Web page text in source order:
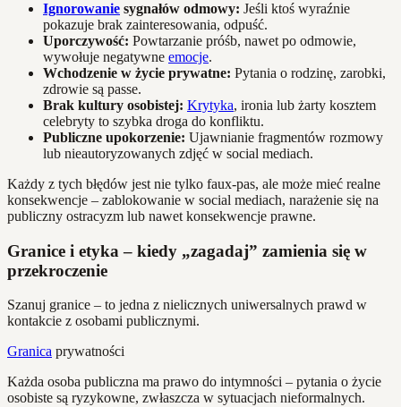
Ignorowanie sygnałów odmowy: Jeśli ktoś wyraźnie
pokazuje brak zainteresowania, odpuść.
Uporczywość: Powtarzanie próśb, nawet po odmowie,
wywołuje negatywne emocje.
Wchodzenie w życie prywatne: Pytania o rodzinę, zarobki,
zdrowie są passe.
Brak kultury osobistej: Krytyka, ironia lub żarty kosztem
celebryty to szybka droga do konfliktu.
Publiczne upokorzenie: Ujawnianie fragmentów rozmowy
lub nieautoryzowanych zdjęć w social mediach.
Każdy z tych błędów jest nie tylko faux-pas, ale może mieć realne
konsekwencje – zablokowanie w social mediach, narażenie się na
publiczny ostracyzm lub nawet konsekwencje prawne.
Granice i etyka – kiedy „zagadaj” zamienia się w
przekroczenie
Szanuj granice – to jedna z nielicznych uniwersalnych prawd w
kontakcie z osobami publicznymi.
Granica prywatności
Każda osoba publiczna ma prawo do intymności – pytania o życie
osobiste są ryzykowne, zwłaszcza w sytuacjach nieformalnych.